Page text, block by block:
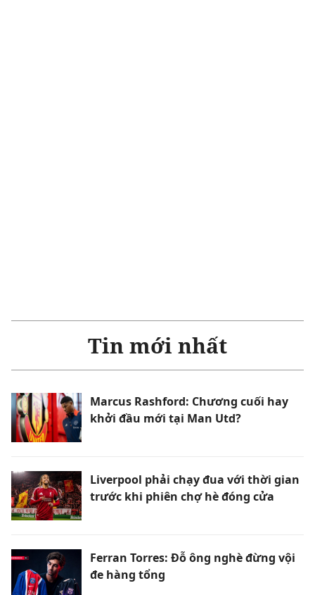
Tin mới nhất
Marcus Rashford: Chương cuối hay
khởi đầu mới tại Man Utd?
Liverpool phải chạy đua với thời gian
trước khi phiên chợ hè đóng cửa
Ferran Torres: Đỗ ông nghè đừng vội
đe hàng tổng